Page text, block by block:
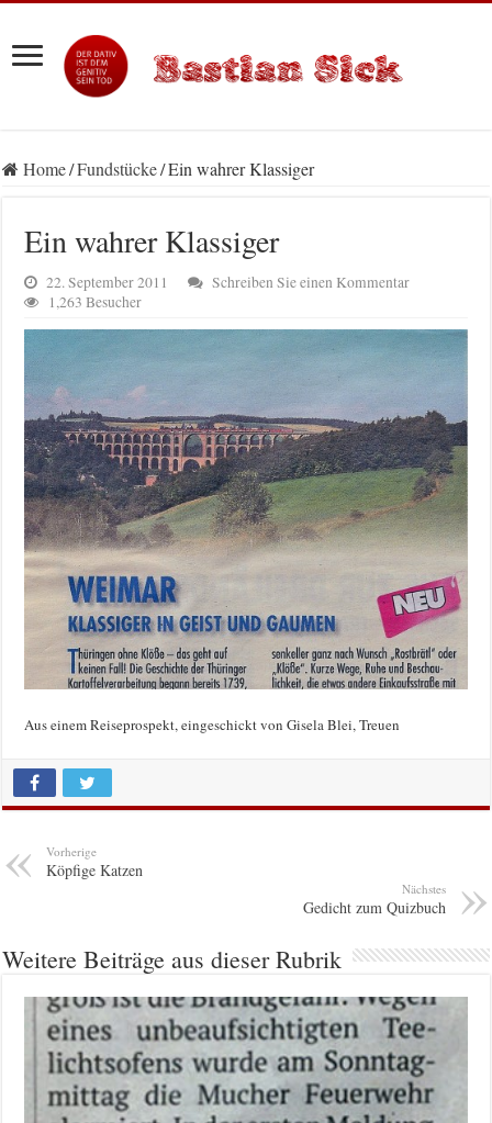
Home/Fundstücke/Ein wahrer Klassiger
Ein wahrer Klassiger
22. September 2011
Schreiben Sie einen Kommentar
1,263 Besucher
Aus einem Reiseprospekt, eingeschickt von Gisela Blei, Treuen
Vorherige
Köpfige Katzen
Nächstes
Gedicht zum Quizbuch
Weitere Beiträge aus dieser Rubrik